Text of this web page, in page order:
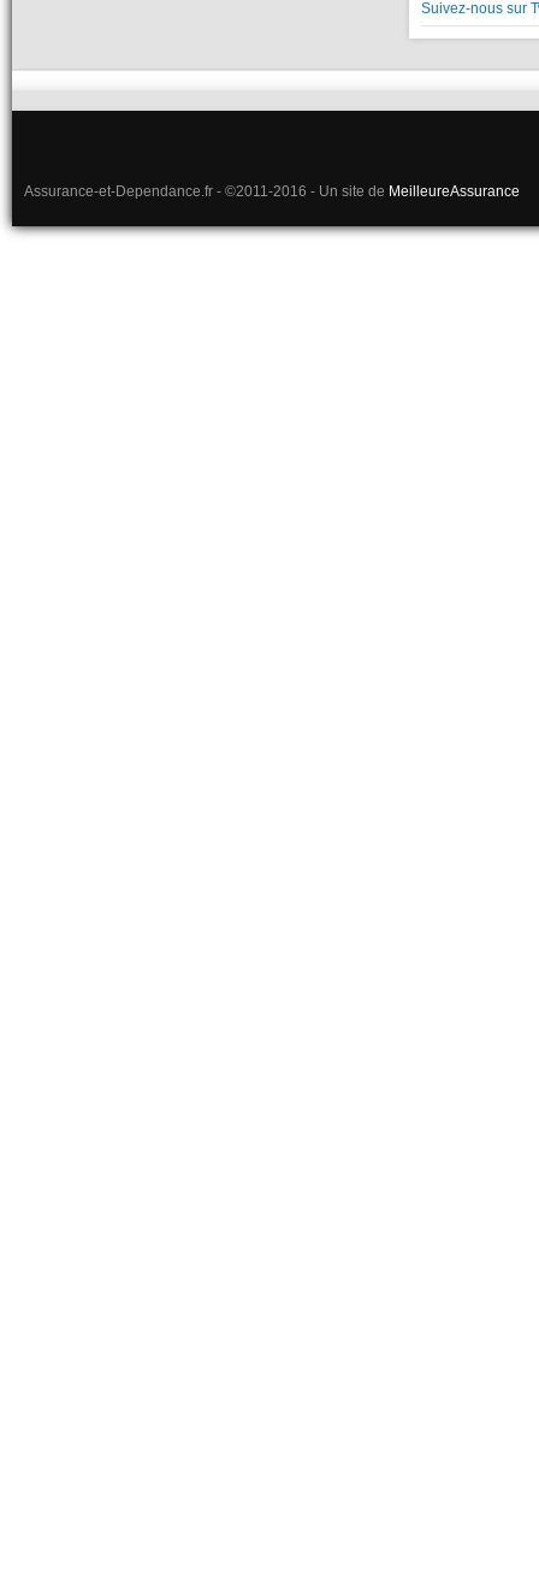
Suivez-nous sur
Assurance-et-Dependance.fr - ©2011-2016 - Un site de MeilleureAssurance